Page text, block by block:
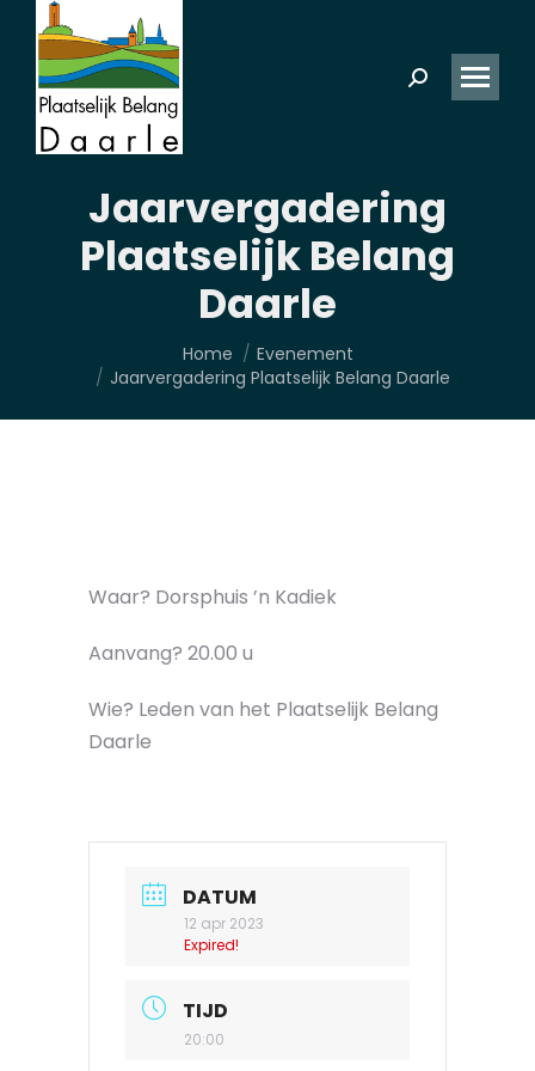
Zoeken:
Jaarvergadering
Plaatselijk Belang
Daarle
Home
Evenement
Jaarvergadering Plaatselijk Belang Daarle
Waar? Dorsphuis ’n Kadiek
Aanvang? 20.00 u
Wie? Leden van het Plaatselijk Belang
Daarle
DATUM
12 apr 2023
Expired!
TIJD
20:00